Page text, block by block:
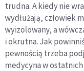
trudna. A kiedy nie
wydłużają, człowiek
wyizolowany, a
i okrutna. Jak
pewnością trzeba
medycyna w